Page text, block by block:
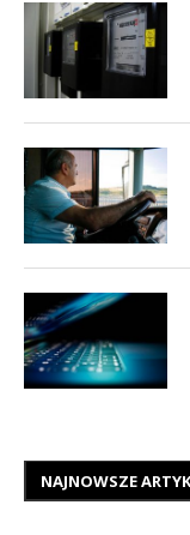
NAJNOWSZE